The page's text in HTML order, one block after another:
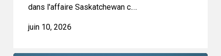
dans l'affaire Saskatchewan c.…
juin 10, 2026